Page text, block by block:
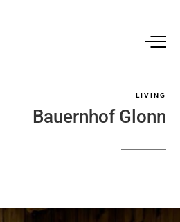
LIVING
Bauernhof Glonn